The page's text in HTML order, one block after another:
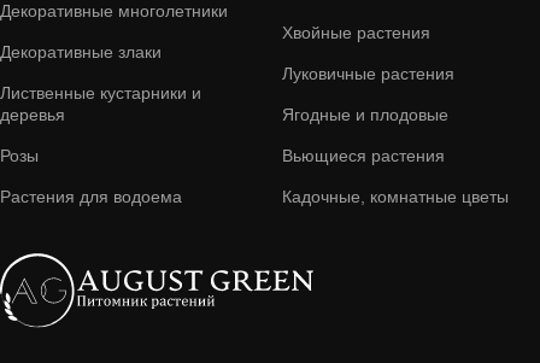
Декоративные многолетники
Декоративные злаки
Лиственные кустарники и
деревья
Розы
Растения для водоема
Хвойные растения
Луковичные растения
Ягодные и плодовые
Вьющиеся растения
Кадочные, комнатные цветы